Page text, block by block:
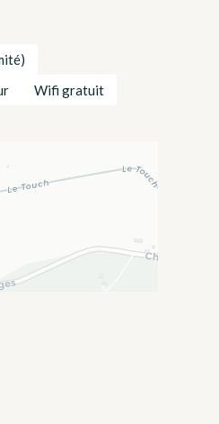
Wifi gratuit